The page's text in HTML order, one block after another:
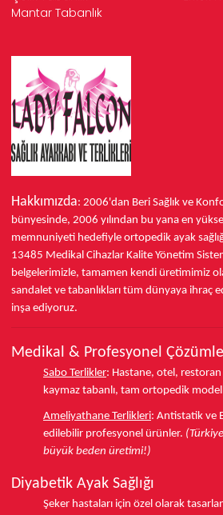
Mantar Tabanlık
Hakkımızda: 2006'dan Beri Sağlık ve
bünyesinde, 2006 yılından bu yana en
memnuniyeti hedefiyle ortopedik ayak
13485 Medikal Cihazlar Kalite Yönetim
belgelerimizle, tamamen kendi üretimimiz
sandalet ve tabanlıkları tüm dünyaya ihraç
inşa ediyoruz.
Medikal & Profesyonel
Sabo Terlikler: Hastane, otel,
kaymaz tabanlı, tam ortopedik
Ameliyathane Terlikleri: Antistatik ve
edilebilir profesyonel ürünler.
büyük beden üretimi!)
Diyabetik Ayak Sağlığı
Şeker hastaları için özel olarak